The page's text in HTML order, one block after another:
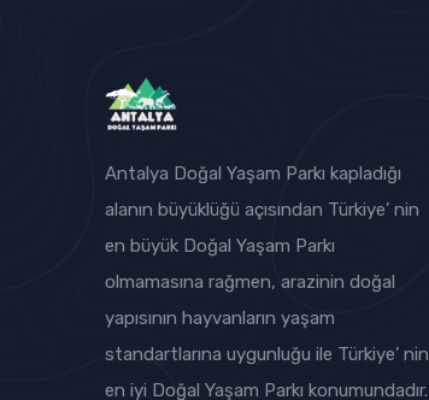
Antalya Doğal Yaşam Parkı kapladığı
alanın büyüklüğü açısından Türkiye’ nin
en büyük Doğal Yaşam Parkı
olmamasına rağmen, arazinin doğal
yapısının hayvanların yaşam
standartlarına uygunluğu ile Türkiye’ nin
en iyi Doğal Yaşam Parkı konumundadır.